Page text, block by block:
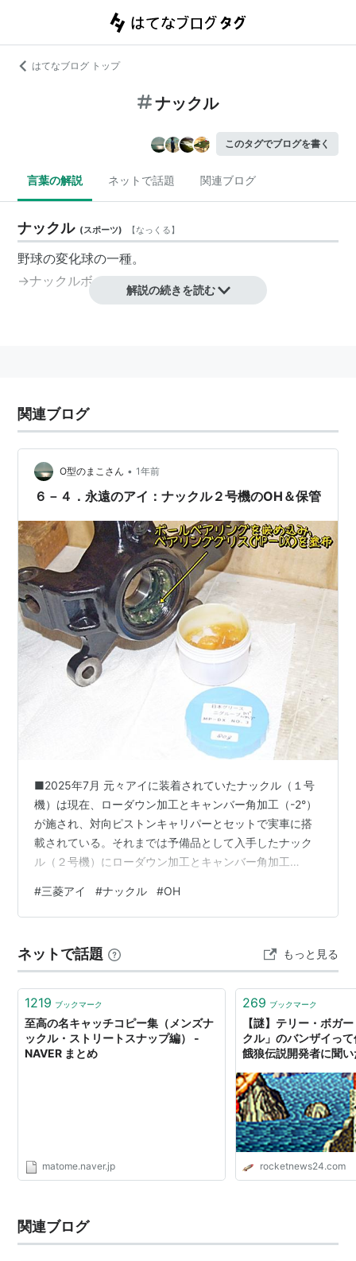
はてなブログ トップ
ナックル
このタグでブログを書く
言葉の解説 ネットで話題 関連ブログ
ナックル (スポーツ) 【なっくる】
野球の変化球の一種。
→ナックルボール
解説の続きを読む
関連ブログ
O型のまこさん • 1年前
６－４．永遠のアイ：ナックル２号機のOH＆保管
■2025年7月 元々アイに装着されていたナックル（１号
機）は現在、ローダウン加工とキャンバー角加工（-2°）
が施され、対向ピストンキャリパーとセットで実車に搭
載されている。それまでは予備品として入手したナック
ル（２号機）にローダウン加工とキャンバー角加工
ピストン化に伴い、取り外したこのナックルは今後不用
品なのだが結構手間をかけて仕上げた品なので、ちゃん
ブグリス（専用の）を持ってなかったので、適当なグリ
スを充填してたので、グリスも専用のを充填し直す。ま
ずはハブボルトを外す。 このナックルは…
#三菱アイ #ナックル #OH
ネットで話題 もっと見る
1219 ブックマーク
至高の名キャッチコピー集（メンズナ
ックル・ストリートスナップ編） -
NAVER まとめ
matome.naver.jp
269 ブックマーク
【謎】テリー・ボガ
クル」のバンザイっ
餓狼伝説開発者に聞
rocketnews24.com
関連ブログ